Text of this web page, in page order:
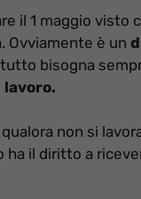
il 1 maggio visto
Ovviamente è un
bisogna
non si
il diritto a